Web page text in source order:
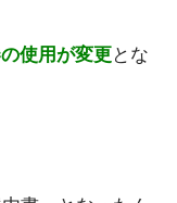
使用が変更 とな